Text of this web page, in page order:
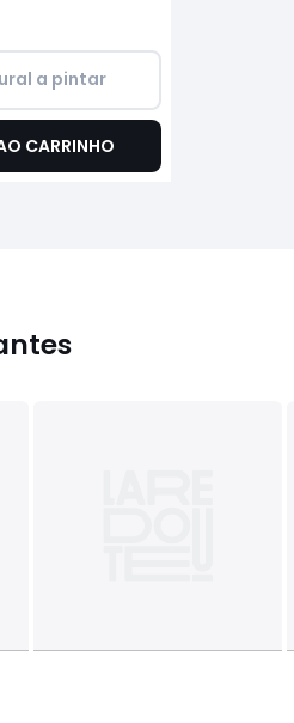
a pintar
CARRINHO